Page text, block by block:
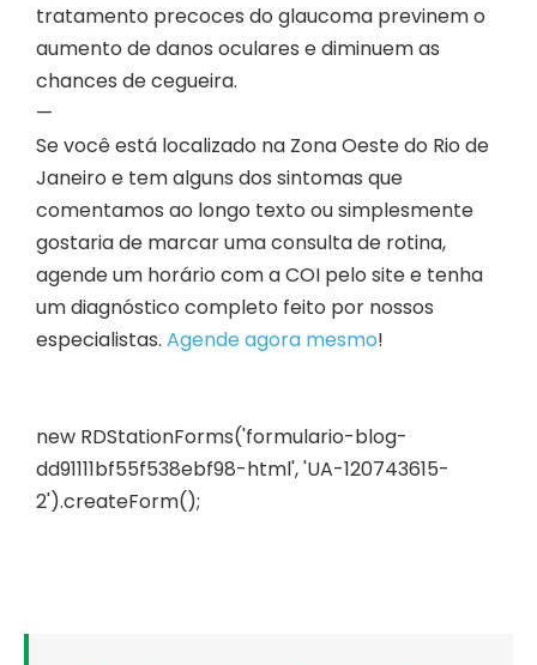
tratamento precoces do glaucoma previnem o
aumento de danos oculares e diminuem as
chances de cegueira.
—
Se você está localizado na Zona Oeste do Rio de
Janeiro e tem alguns dos sintomas que
comentamos ao longo texto ou simplesmente
gostaria de marcar uma consulta de rotina,
agende um horário com a COI pelo site e tenha
um diagnóstico completo feito por nossos
especialistas. Agende agora mesmo!
new RDStationForms('formulario-blog-
dd91111bf55f538ebf98-html', 'UA-120743615-
2').createForm();